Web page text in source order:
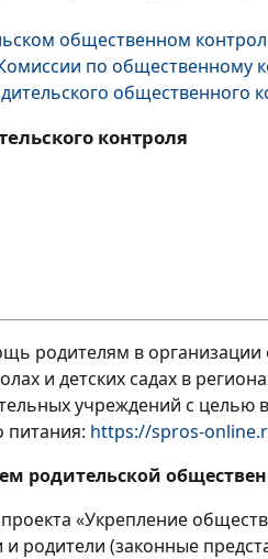
общественном
по общественному
общественного
контроля
родителям в
и детских садах в
учреждений с целью
питания: https://spros-
родительской
«Укрепление
и родители (законные